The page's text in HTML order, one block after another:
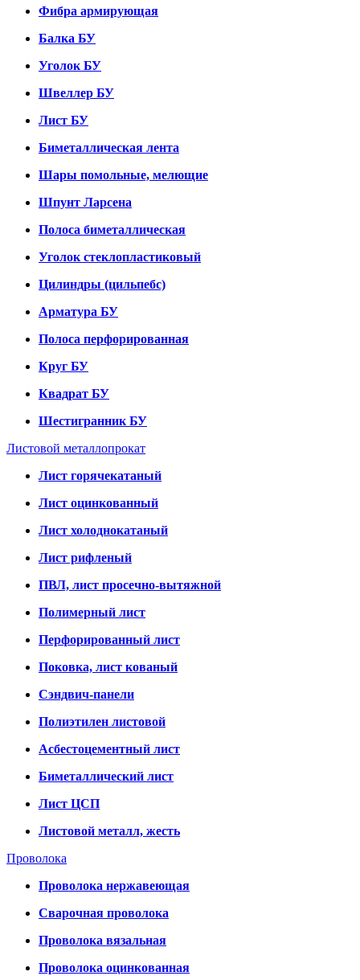
Фибра армирующая
Балка БУ
Уголок БУ
Швеллер БУ
Лист БУ
Биметаллическая лента
Шары помольные, мелющие
Шпунт Ларсена
Полоса биметаллическая
Уголок стеклопластиковый
Цилиндры (цильпебс)
Арматура БУ
Полоса перфорированная
Круг БУ
Квадрат БУ
Шестигранник БУ
Листовой металлопрокат
Лист горячекатаный
Лист оцинкованный
Лист холоднокатаный
Лист рифленый
ПВЛ, лист просечно-вытяжной
Полимерный лист
Перфорированный лист
Поковка, лист кованый
Сэндвич-панели
Полиэтилен листовой
Асбестоцементный лист
Биметаллический лист
Лист ЦСП
Листовой металл, жесть
Проволока
Проволока нержавеющая
Сварочная проволока
Проволока вязальная
Проволока оцинкованная